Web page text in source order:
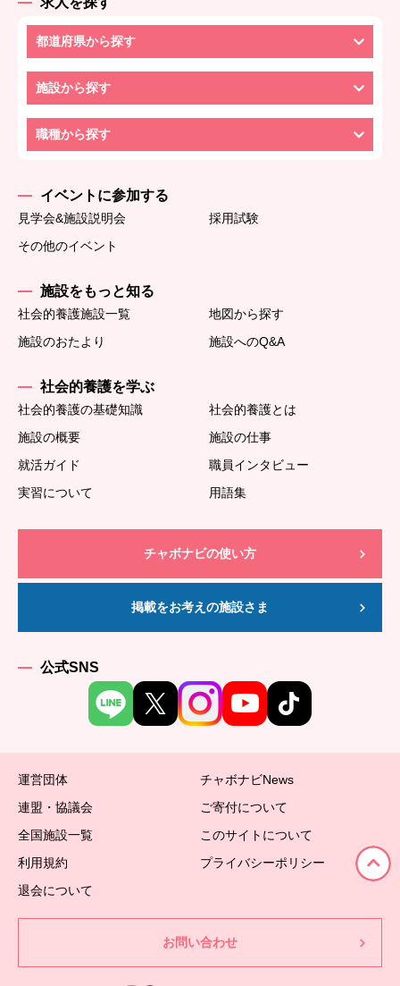
都道府県から探す
施設から探す
職種から探す
イベントに参加する
見学会&施設説明会
採用試験
その他のイベント
施設をもっと知る
社会的養護施設一覧
地図から探す
施設のおたより
施設へのQ&A
社会的養護を学ぶ
社会的養護の基礎知識
社会的養護とは
施設の概要
施設の仕事
就活ガイド
職員インタビュー
実習について
用語集
チャボナビの使い方
掲載をお考えの施設さま
公式SNS
運営団体
チャボナビNews
連盟・協議会
ご寄付について
全国施設一覧
このサイトについて
利用規約
プライバシーポリシー
退会について
お問い合わせ